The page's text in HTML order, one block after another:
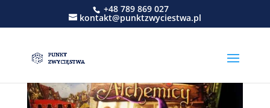
+48 789 869 027
kontakt@punktzwyciestwa.pl